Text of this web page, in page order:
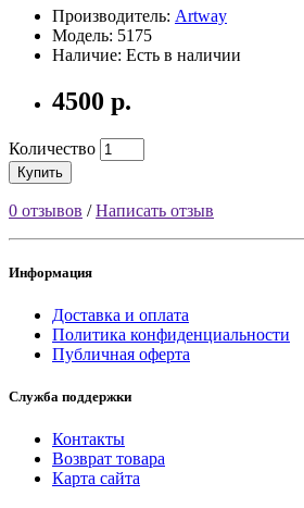
Производитель: Artway
Модель: 5175
Наличие: Есть в наличии
4500 р.
Количество
Купить
0 отзывов /Написать отзыв
Информация
Доставка и оплата
Политика конфиденциальности
Публичная оферта
Служба поддержки
Контакты
Возврат товара
Карта сайта